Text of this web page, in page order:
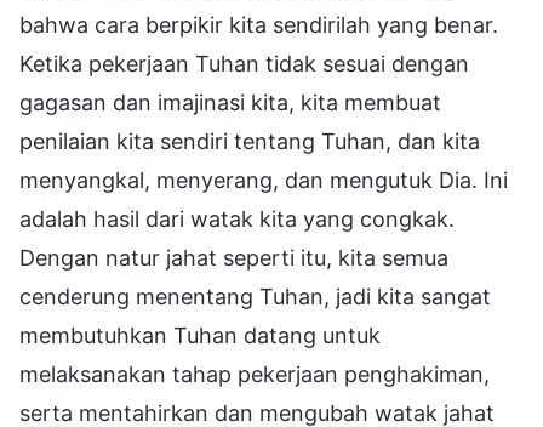
bahwa cara berpikir kita sendirilah yang benar.
Ketika pekerjaan Tuhan tidak sesuai dengan
gagasan dan imajinasi kita, kita membuat
penilaian kita sendiri tentang Tuhan, dan kita
menyangkal, menyerang, dan mengutuk Dia. Ini
adalah hasil dari watak kita yang congkak.
Dengan natur jahat seperti itu, kita semua
cenderung menentang Tuhan, jadi kita sangat
membutuhkan Tuhan datang untuk
melaksanakan tahap pekerjaan penghakiman,
serta mentahirkan dan mengubah watak jahat